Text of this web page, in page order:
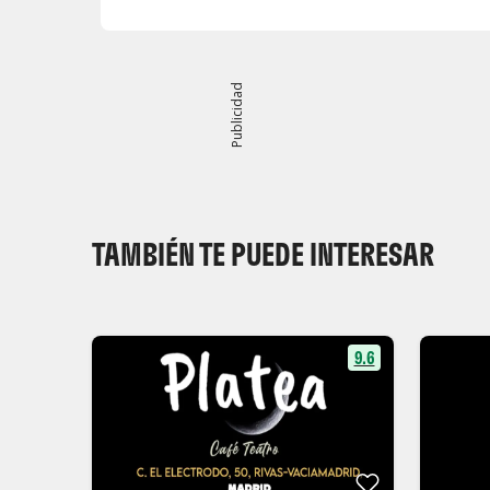
Publicidad
TAMBIÉN TE PUEDE INTERESAR
9.6